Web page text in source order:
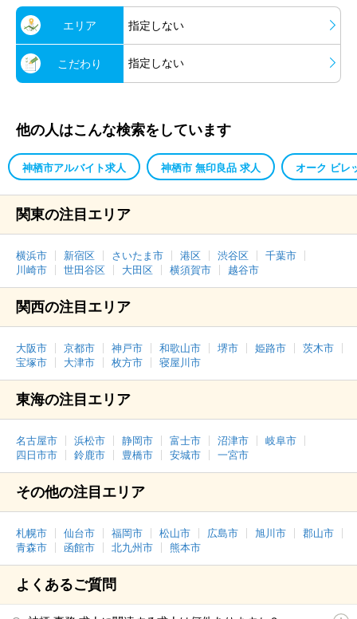
エリア 指定しない
こだわり 指定しない
他の人はこんな検索をしています
神栖市アルバイト求人 神栖市 無印良品 求人 オーク ビレ
関東の注目エリア
横浜市 新宿区 さいたま市 港区 渋谷区
千葉市
川崎市
世田谷区 大田区 横須賀市 越谷市
関西の注目エリア
大阪市 京都市 神戸市 和歌山市 堺市 姫路市
茨木市
宝塚市
大津市 枚方市 寝屋川市
東海の注目エリア
名古屋市 浜松市 静岡市 富士市 沼津市
岐阜市
四日市市
鈴鹿市 豊橋市 安城市 一宮市
その他の注目エリア
札幌市 仙台市 福岡市 松山市 広島市 旭川市
郡山市
青森市
函館市 北九州市 熊本市
よくあるご質問